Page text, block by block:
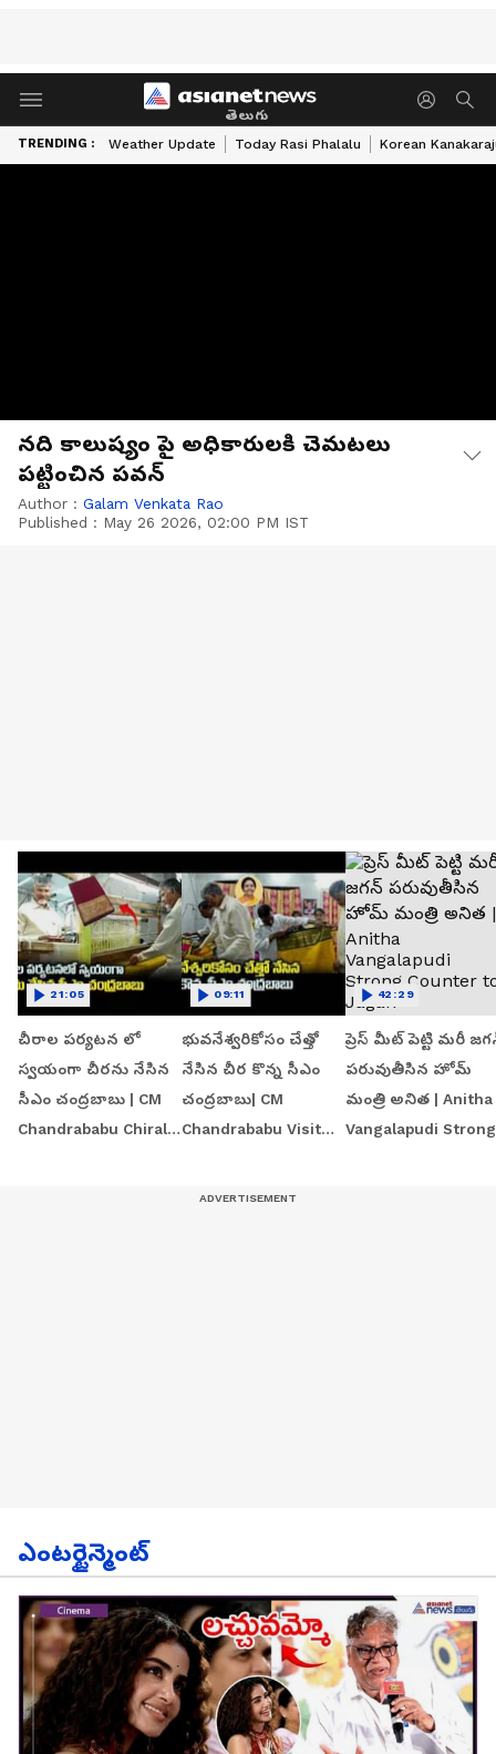
తెలుగు
TRENDING : Weather Update Today Rasi Phalalu Korean
నది కాలుష్యం పై అధికారులకి చెమటలు
పట్టించిన పవన్
Author : Galam Venkata Rao
Published : May 26 2026, 02:00 PM IST
చీరాల పర్యటన లో
స్వయంగా చీరను నేసిన
సీఎం చంద్రబాబు | CM
Chandrababu Chirala
21:05
భువనేశ్వరికోసం చేత్తో
నేసిన చీర కొన్న సీఎం
చంద్రబాబు| CM
Chandrababu Visit
09:11
ప్రెస్ మీట్ పెట్టి మరీ
పరువుతీసిన హోమ్
మంత్రి అనిత | Anitha
Vangalapudi Strong
42:29
ఎంటర్టైన్మెంట్